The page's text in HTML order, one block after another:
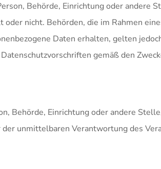
Behörde, Einrichtung oder
nicht. Behörden, die im Rahmen
Daten erhalten, gelten
gemäß den
Behörde, Einrichtung oder andere
unmittelbaren Verantwortung des